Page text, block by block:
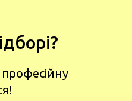
професійну